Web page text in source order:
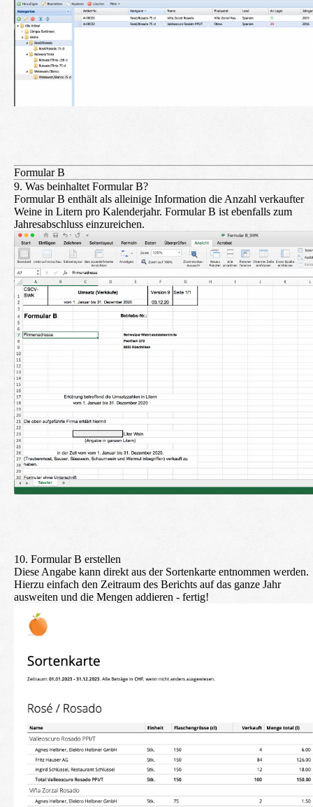
Formular B
9. Was beinhaltet Formular B?
Formular B enthält als alleinige Information die Anzahl verkaufter
Weine in Litern pro Kalenderjahr. Formular B ist ebenfalls zum
Jahresabschluss einzureichen.
10. Formular B erstellen
Diese Angabe kann direkt aus der Sortenkarte entnommen werden.
Hierzu einfach den Zeitraum des Berichts auf das ganze Jahr
ausweiten und die Mengen addieren - fertig!